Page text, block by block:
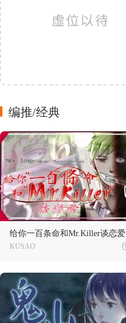
编推/经典
给你一百条命和Mr.Killer谈恋爱
KUSAO